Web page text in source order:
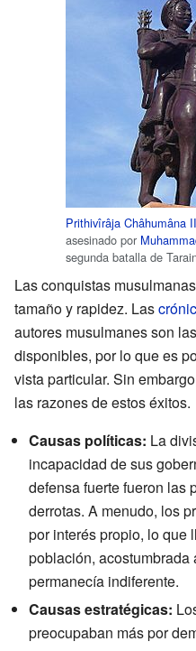
Prithivîrâja Châhumâna
asesinado por
segunda batalla de
Las conquistas
tamaño y rapidez. Las
autores musulmanes son
disponibles, por lo que es
vista particular. Sin
las razones de estos éxitos.
Causas políticas: La
incapacidad de sus
defensa fuerte fueron las
derrotas. A menudo, los
por interés propio, lo que
población, acostumbrada
permanecía indiferente.
Causas estratégicas:
preocupaban más por